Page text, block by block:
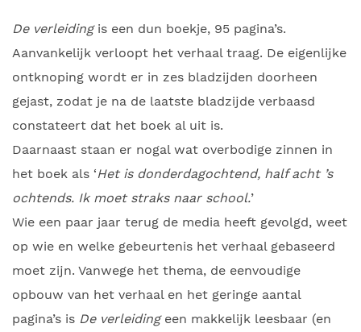
De verleidingis een dun boekje, 95 pagina’s.
Aanvankelijk verloopt het verhaal traag. De eigenlijke
ontknoping wordt er in zes bladzijden doorheen
gejast, zodat je na de laatste bladzijde verbaasd
constateert dat het boek al uit is.
Daarnaast staan er nogal wat overbodige zinnen in
het boek als ‘Het is donderdagochtend, half acht ’s
ochtends. Ik moet straks naar school.’
Wie een paar jaar terug de media heeft gevolgd, weet
op wie en welke gebeurtenis het verhaal gebaseerd
moet zijn. Vanwege het thema, de eenvoudige
opbouw van het verhaal en het geringe aantal
pagina’s is De verleidingeen makkelijk leesbaar (en